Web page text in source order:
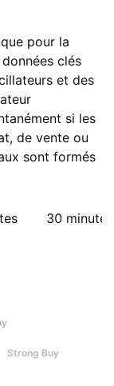
pour la
clés
et des
si les
de vente ou
sont formés
30 minutes
Strong Buy